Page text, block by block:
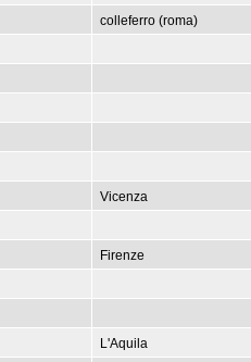
colleferro (roma)
Vicenza
Firenze
L'Aquila